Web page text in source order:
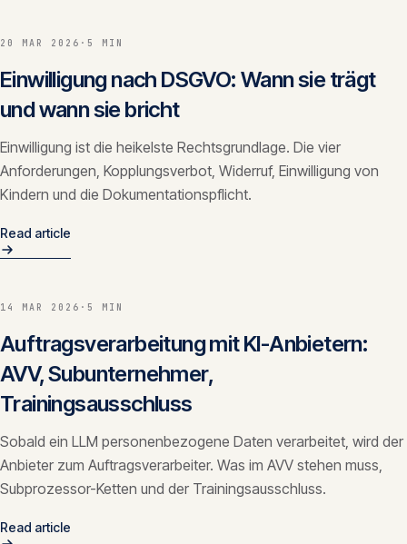
20 MAR 2026 · 5 MIN
Einwilligung nach DSGVO: Wann sie trägt
und wann sie bricht
Einwilligung ist die heikelste Rechtsgrundlage. Die vier
Anforderungen, Kopplungsverbot, Widerruf, Einwilligung von
Kindern und die Dokumentationspflicht.
Read article
14 MAR 2026 · 5 MIN
Auftragsverarbeitung mit KI-Anbietern:
AVV, Subunternehmer,
Trainingsausschluss
Sobald ein LLM personenbezogene Daten verarbeitet, wird der
Anbieter zum Auftragsverarbeiter. Was im AVV stehen muss,
Subprozessor-Ketten und der Trainingsausschluss.
Read article